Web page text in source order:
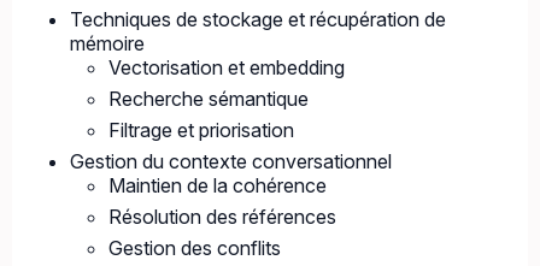
Techniques de stockage et récupération de
mémoire
Vectorisation et embedding
Recherche sémantique
Filtrage et priorisation
Gestion du contexte conversationnel
Maintien de la cohérence
Résolution des références
Gestion des conflits